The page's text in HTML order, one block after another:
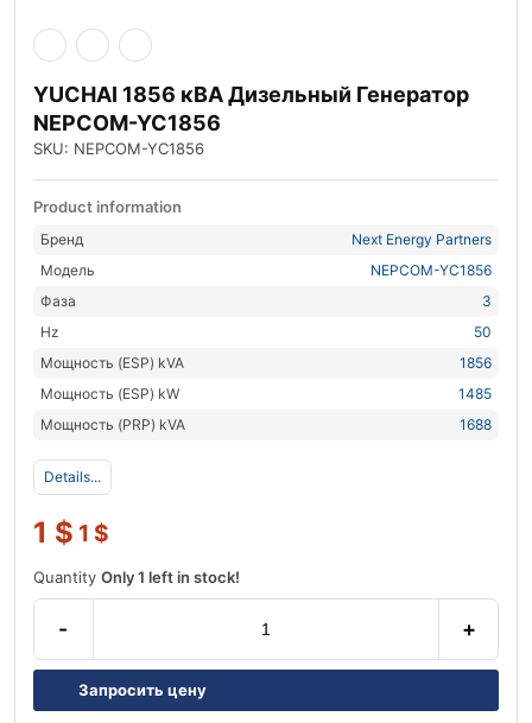
YUCHAI 1856 кВА Дизельный Генератор
NEPCOM-YC1856
SKU: NEPCOM-YC1856
Product information
Бренд
Next Energy Partners
Модель
NEPCOM-YC1856
Фаза
3
Hz
50
Мощность (ESP) kVA
1856
Мощность (ESP) kW
1485
Мощность (PRP) kVA
1688
Details...
1 $ 1 $
Quantity Only 1 left in stock!
- +
Запросить цену